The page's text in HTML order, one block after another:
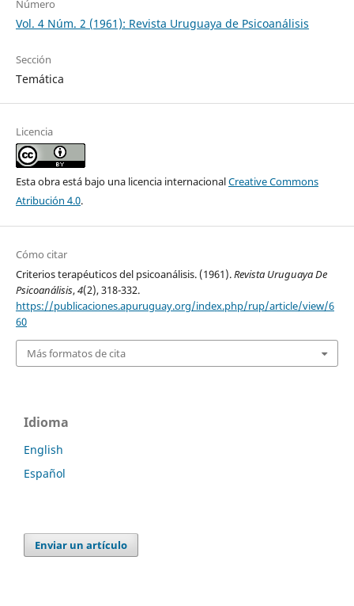
Número
Vol. 4 Núm. 2 (1961): Revista Uruguaya de Psicoanálisis
Sección
Temática
Licencia
Esta obra está bajo una licencia internacionalCreative Commons
Atribución 4.0.
Cómo citar
Criterios terapéuticos del psicoanálisis. (1961).Revista Uruguaya De
Psicoanálisis,4(2), 318-332.
https://publicaciones.apuruguay.org/index.php/rup/article/view/6
60
Más formatos de cita
Idioma
English
Español
Enviar un artículo